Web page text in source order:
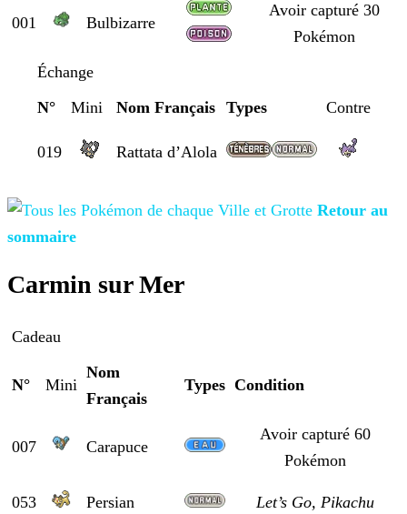
001 Bulbizarre
Avoir capturé 30
Pokémon
Échange
N°
Mini Nom Français Types Contre
019 Rattata d’Alola
Retour au
sommaire
Carmin sur Mer
Cadeau
N° Mini
Nom
Français
Types Condition
007 Carapuce
Avoir capturé 60
Pokémon
053 Persian Let’s Go, Pikachu